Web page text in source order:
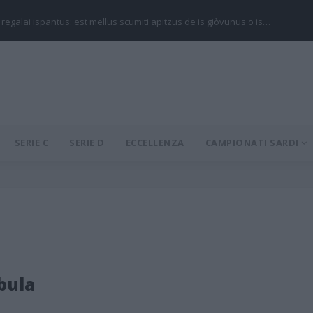
regalai ispantus: est mellus scumiti apitzus de is giòvunus o is…
SERIE C SERIE D ECCELLENZA CAMPIONATI SARDI